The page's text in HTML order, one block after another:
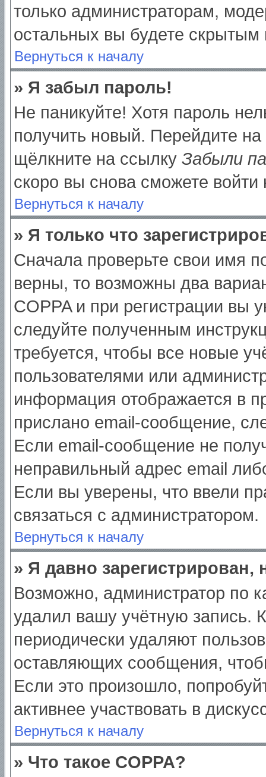
только администраторам,
остальных вы будете скрытым
Вернуться к началу
» Я забыл пароль!
Не паникуйте! Хотя пароль
получить новый. Перейдите
щёлкните на ссылку Забыли
скоро вы снова сможете
Вернуться к началу
» Я только что
Сначала проверьте свои имя
верны, то возможны два
COPPA и при регистрации вы
следуйте полученным
требуется, чтобы все новые
пользователями или
информация отображается в
прислано email-сообщение,
Если email-сообщение не
неправильный адрес email
Если вы уверены, что ввели
связаться с администратором.
Вернуться к началу
» Я давно
Возможно, администратор по
удалил вашу учётную запись.
периодически удаляют
оставляющих сообщения,
Если это произошло,
активнее участвовать в
Вернуться к началу
» Что такое COPPA?